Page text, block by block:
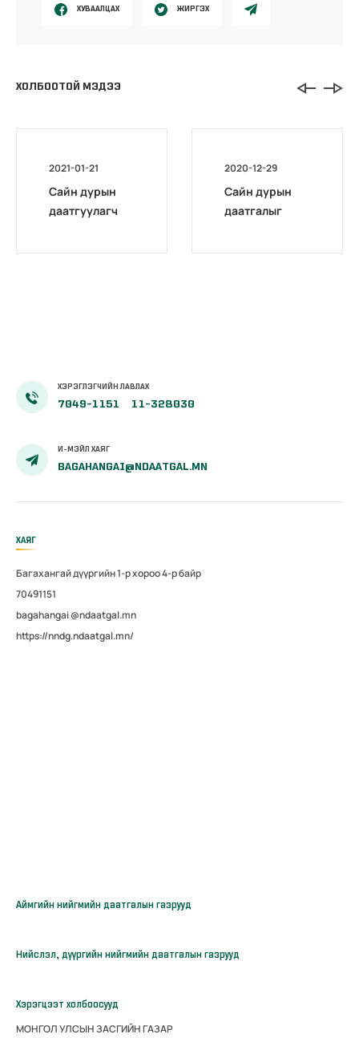
ХУВААЛЦАХ ЖИРГЭХ
ХОЛБООТОЙ МЭДЭЭ
2021-01-21
Сайн дурын
даатгуулагч
2020-12-29
Сайн дурын
даатгалыг
ХЭРЭГЛЭГЧИЙН ЛАВЛАХ
7049-1151 11-328030
И-МЭЙЛ ХАЯГ
BAGAHANGAI@NDAATGAL.MN
ХАЯГ
Багахангай дүүргийн 1-р хороо 4-р байр
70491151
bagahangai @ndaatgal.mn
https://nndg.ndaatgal.mn/
Аймгийн нийгмийн даатгалын газрууд
Нийслэл, дүүргийн нийгмийн даатгалын газрууд
Хэрэгцээт холбоосууд
МОНГОЛ УЛСЫН ЗАСГИЙН ГАЗАР